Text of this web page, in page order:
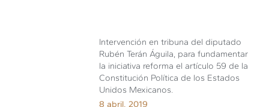
Intervención en tribuna del diputado
Rubén Terán Águila, para fundamentar
la iniciativa reforma el artículo 59 de la
Constitución Política de los Estados
Unidos Mexicanos.
8 abril, 2019